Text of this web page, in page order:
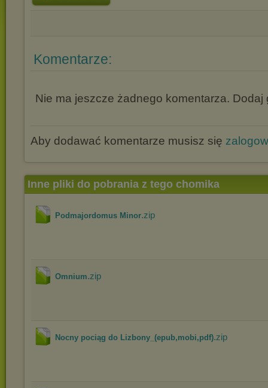
Komentarze:
Nie ma jeszcze żadnego komentarza. Dodaj
Aby dodawać komentarze musisz się
Inne pliki do pobrania z tego chomika
Podmajordomus Minor.zip
Omnium.zip
Nocny pociąg do Lizbony_(epub,mobi,pdf).zip